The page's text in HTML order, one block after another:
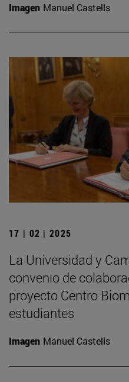
Imagen Manuel Castells
17 | 02 | 2025
La Universidad y
convenio de
proyecto Centro
estudiantes
Imagen Manuel Castells